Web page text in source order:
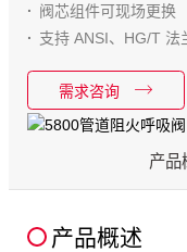
阀芯组件可现场更换
支持 ANSI、HG/T 法
需求咨询
产品
产品概述